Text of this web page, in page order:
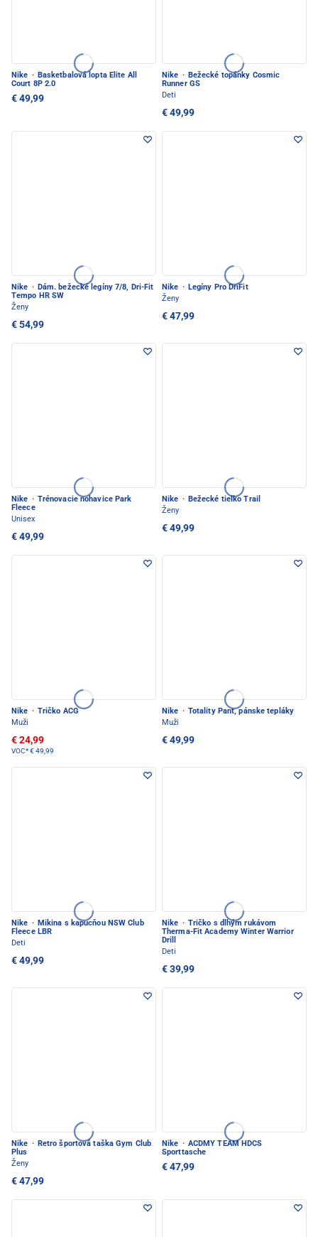
Nike · Basketbalová lopta Elite All
Court 8P 2.0
€ 49,99
Nike · Bežecké topánky Cosmic
Runner GS
Deti
€ 49,99
Nike · Dám. bežecké legíny 7/8, Dri-Fit
Tempo HR SW
Ženy
€ 54,99
Nike · Legíny Pro DriFit
Ženy
€ 47,99
Nike · Trénovacie nohavice Park
Fleece
Unisex
€ 49,99
Nike · Bežecké tielko Trail
Ženy
€ 49,99
Nike · Tričko ACG
Muži
€ 24,99
VOC*€ 49,99
Nike · Totality Pant, pánske tepláky
Muži
€ 49,99
Nike · Mikina s kapucňou NSW Club
Fleece LBR
Deti
€ 49,99
Nike · Tričko s dlhým rukávom
Therma-Fit Academy Winter Warrior
Drill
Deti
€ 39,99
Nike · Retro športová taška Gym Club
Plus
Ženy
€ 47,99
Nike · ACDMY TEAM HDCS
Sporttasche
€ 47,99